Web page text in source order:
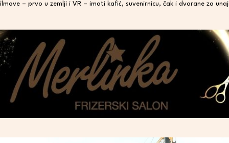
– prvo u zemlji i VR – imati kafić, suvenirnicu, čak i dvorane za